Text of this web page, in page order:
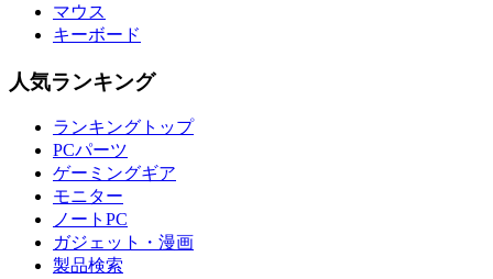
マウス
キーボード
人気ランキング
ランキングトップ
PCパーツ
ゲーミングギア
モニター
ノートPC
ガジェット・漫画
製品検索